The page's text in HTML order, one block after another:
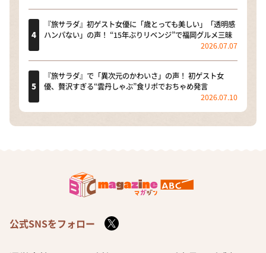
『旅サラダ』初ゲスト女優に「歳とっても美しい」「透明感
ハンパない」の声！ “15年ぶりリベンジ”で福岡グルメ三昧
2026.07.07
『旅サラダ』で「異次元のかわいさ」の声！ 初ゲスト女
優、贅沢すぎる“雲丹しゃぶ”食リポでおちゃめ発言
2026.07.10
公式SNSをフォロー